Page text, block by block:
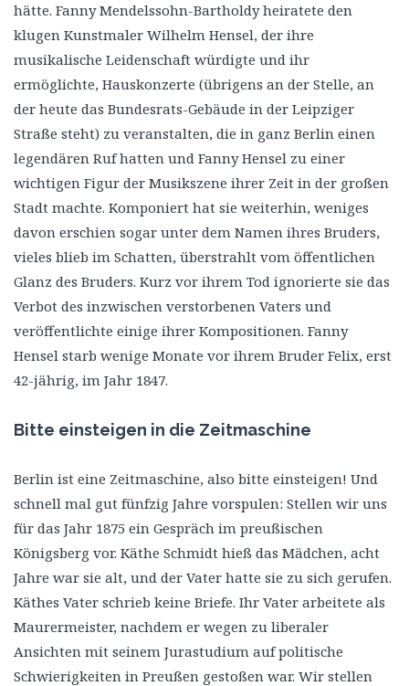
hätte. Fanny Mendelssohn-Bartholdy heiratete den
klugen Kunstmaler Wilhelm Hensel, der ihre
musikalische Leidenschaft würdigte und ihr
ermöglichte, Hauskonzerte (übrigens an der Stelle, an
der heute das Bundesrats-Gebäude in der Leipziger
Straße steht) zu veranstalten, die in ganz Berlin einen
legendären Ruf hatten und Fanny Hensel zu einer
wichtigen Figur der Musikszene ihrer Zeit in der großen
Stadt machte. Komponiert hat sie weiterhin, weniges
davon erschien sogar unter dem Namen ihres Bruders,
vieles blieb im Schatten, überstrahlt vom öffentlichen
Glanz des Bruders. Kurz vor ihrem Tod ignorierte sie das
Verbot des inzwischen verstorbenen Vaters und
veröffentlichte einige ihrer Kompositionen. Fanny
Hensel starb wenige Monate vor ihrem Bruder Felix, erst
42-jährig, im Jahr 1847.
Bitte einsteigen in die Zeitmaschine
Berlin ist eine Zeitmaschine, also bitte einsteigen! Und
schnell mal gut fünfzig Jahre vorspulen: Stellen wir uns
für das Jahr 1875 ein Gespräch im preußischen
Königsberg vor. Käthe Schmidt hieß das Mädchen, acht
Jahre war sie alt, und der Vater hatte sie zu sich gerufen.
Käthes Vater schrieb keine Briefe. Ihr Vater arbeitete als
Maurermeister, nachdem er wegen zu liberaler
Ansichten mit seinem Jurastudium auf politische
Schwierigkeiten in Preußen gestoßen war. Wir stellen